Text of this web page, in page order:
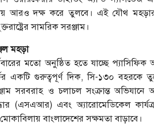
আরও দক্ষ করে তুলবে। এই যৌথ
সামরিক সরঞ্জাম।
মহড়া
মতো অনুষ্ঠিত হতে যাচ্ছে
একটি গুরুত্বপূর্ণ দিক, সি-১৩০ বহরকে
সরবরাহ ও চলাচল সংক্রান্ত অভিযানে
(এসএআর) এবং অ্যারোমেডিকেল
বাংলাদেশের সক্ষমতা বাড়াবে।